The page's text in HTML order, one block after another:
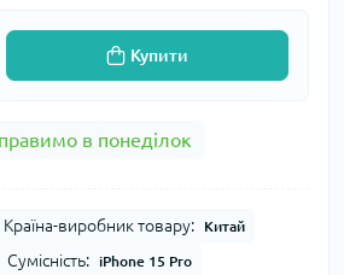
Купити
в понеділок
Країна-виробник товару: Китай
Сумісність: iPhone 15 Pro